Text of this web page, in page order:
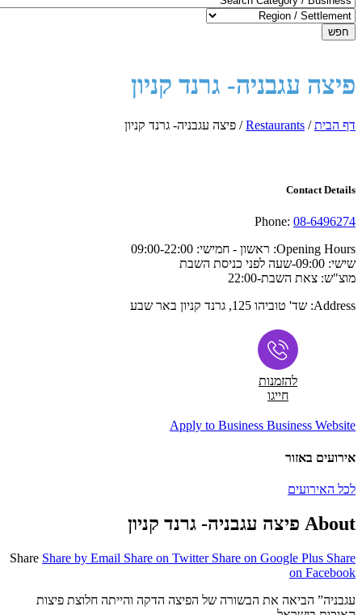
חפש
פיצה עגבניה- גרנד קניון
דף הבית/
Restaurants
/ פיצה עגבניה- גרנד קניון
Contact Details
Phone: 08-6496274
Opening Hours: ראשון - חמישי: 09:00-22:00
שישי: 09:00-שעה לפני כניסת השבת
מוצ"ש: צאת השבת-22:00
Address: שד' טוביהו 125, גרנד קניון באר שבע
להזמנות
חייגו
Apply to Business Business Website
אירועים באזור
לכל האירועים
About פיצה עגבניה- גרנד קניון
Share Share by Email Share on Twitter Share on Google Plus Share
on Facebook
עגבניה” הביאה את הבשורה של הפיצה הדקה והייתה חלוצת פיצות